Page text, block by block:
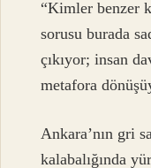
“Kimler benzer
sorusu burada
çıkıyor; insan
metafora
Ankara’nın gri
kalabalığında